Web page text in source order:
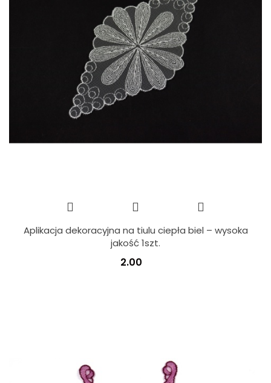
Aplikacja dekoracyjna na tiulu ciepła biel – wysoka
jakość 1szt.
2.00